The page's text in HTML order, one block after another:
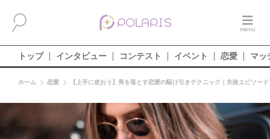
トップ インタビュー コンテスト イベント 恋愛 マッ
ホーム 恋愛 【上手に使おう】男を落とす恋愛の駆け引きテクニック｜失敗エピソード